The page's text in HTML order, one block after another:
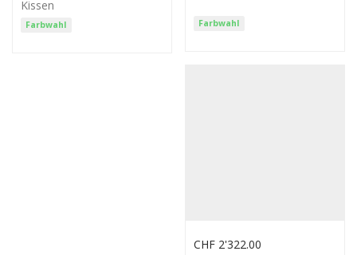
Farbwahl
Kissen
Farbwahl
CHF 2'322.00